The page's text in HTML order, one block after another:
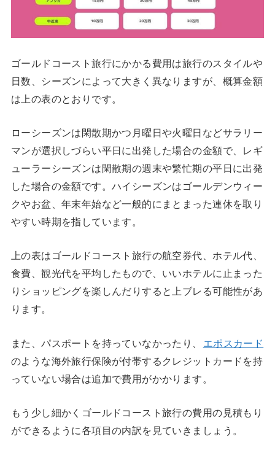
ゴールドコースト旅行にかかる費用は旅行のスタイルや
日数、シーズンによって大きく異なりますが、概算金額
は上の表のとおりです。
ローシーズンは閑散期かつ月曜日や火曜日などサラリー
マンが選択しづらい平日に出発した場合の金額で、レギ
ューラーシーズンは閑散期の週末や繁忙期の平日に出発
した場合の金額です。ハイシーズンはゴールデンウィー
クやお盆、年末年始など一般的にまとまった連休を取り
やすい時期を指しています。
上の表はゴールドコースト旅行の航空券代、ホテル代、
食費、観光代を平均したもので、いいホテルに止まった
りショッピングを楽しんだりすると上ブレる可能性があ
ります。
また、パスポートを持っていなかったり、
エポスカード
のような海外旅行保険が付帯するクレジットカードを持
っていない場合は追加で費用がかかります。
もう少し細かくゴールドコースト旅行の費用の見積もり
ができるように各項目の内訳を見ていきましょう。